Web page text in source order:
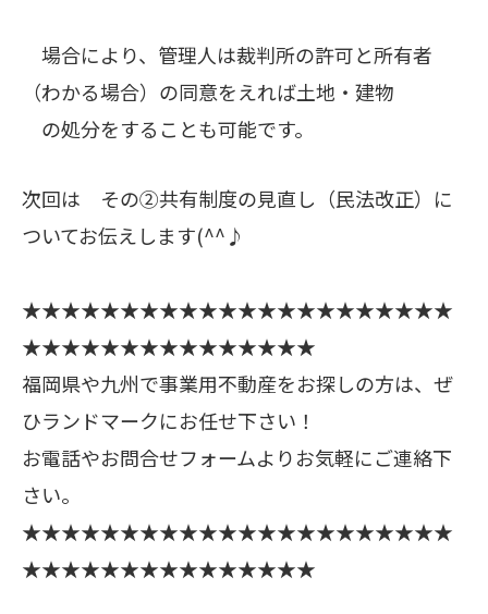
場合により、管理人は裁判所の許可と所有者
（わかる場合）の同意をえれば土地・建物
の処分をすることも可能です。
次回は その②共有制度の見直し（民法改正）に
ついてお伝えします(^^♪
★★★★★★★★★★★★★★★★★★★★★★
★★★★★★★★★★★★★★★
福岡県や九州で事業用不動産をお探しの方は、ぜ
ひランドマークにお任せ下さい！
お電話やお問合せフォームよりお気軽にご連絡下
さい。
★★★★★★★★★★★★★★★★★★★★★★
★★★★★★★★★★★★★★★